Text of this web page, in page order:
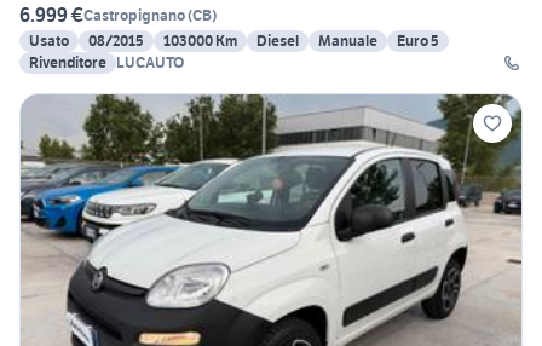
6.999 €Castropignano(CB)
Usato
08/2015 103000 Km Diesel Manuale
Euro 5
Rivenditore LUCAUTO